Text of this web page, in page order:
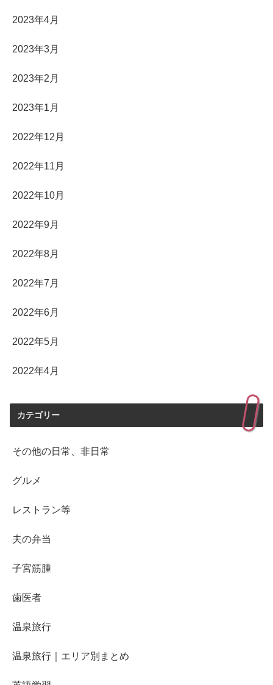
2023年4月
2023年3月
2023年2月
2023年1月
2022年12月
2022年11月
2022年10月
2022年9月
2022年8月
2022年7月
2022年6月
2022年5月
2022年4月
カテゴリー
その他の日常、非日常
グルメ
レストラン等
夫の弁当
子宮筋腫
歯医者
温泉旅行
温泉旅行｜エリア別まとめ